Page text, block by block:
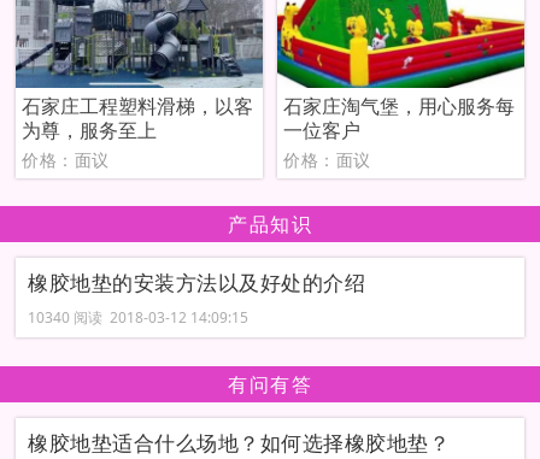
石家庄工程塑料滑梯，以客
为尊，服务至上
价格：面议
石家庄淘气堡，用心服务每
一位客户
价格：面议
产品知识
橡胶地垫的安装方法以及好处的介绍
10340 阅读 2018-03-12 14:09:15
有问有答
橡胶地垫适合什么场地？如何选择橡胶地垫？